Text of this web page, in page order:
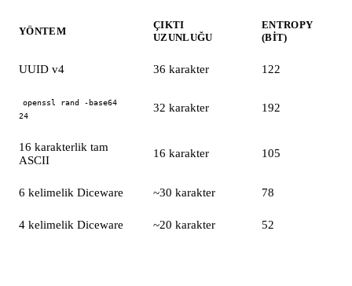
YÖNTEM
ÇIKTI
UZUNLUĞU
ENTROPY
(BIT)
UUID v4 36 karakter 122
openssl rand -base64
24
32 karakter 192
16 karakterlik tam
ASCII
16 karakter 105
6 kelimelik Diceware ~30 karakter 78
4 kelimelik Diceware ~20 karakter 52